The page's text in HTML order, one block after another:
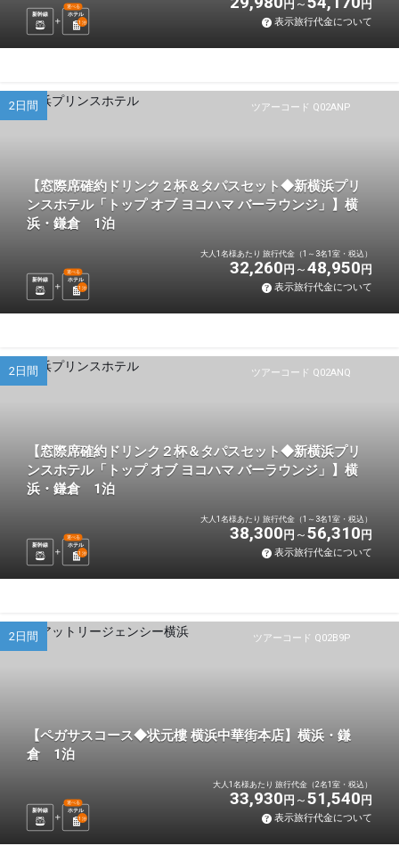
新幹線 ホテル
選べる
1 泊
円 円
表示旅行代金について
ツアーコード Q02ANP
2日間
【窓際席確約ドリンク２杯＆タパスセット◆新横浜プリ
ンスホテル「トップ オブ ヨコハマ バーラウンジ」】横
浜・鎌倉 1泊
新幹線 ホテル
選べる
1 泊
大人1名様あたり 旅行代金（1～3名1室・税込）
32,260 円 48,950 円
表示旅行代金について
ツアーコード Q02ANQ
2日間
【窓際席確約ドリンク２杯＆タパスセット◆新横浜プリ
ンスホテル「トップ オブ ヨコハマ バーラウンジ」】横
浜・鎌倉 1泊
新幹線 ホテル
選べる
1 泊
大人1名様あたり 旅行代金（1～3名1室・税込）
38,300 円 56,310 円
表示旅行代金について
ツアーコード Q02B9P
2日間
【ペガサスコース◆状元樓 横浜中華街本店】横浜・鎌
倉 1泊
新幹線 ホテル
選べる
1 泊
大人1名様あたり 旅行代金（2名1室・税込）
33,930 円 51,540 円
表示旅行代金について